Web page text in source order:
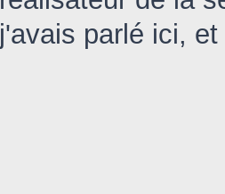
j'avais parlé ici,